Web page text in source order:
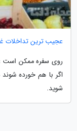
عجیب ترین تداخلات
روی سفره ممکن است
اگر با هم خورده
شوید.